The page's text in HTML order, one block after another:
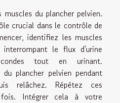
du plancher pelvien.
crucial dans le contrôle de
identifiez les muscles
le flux d'urine
tout en urinant.
plancher pelvien pendant
relâchez. Répétez ces
fois. Intégrer cela à votre